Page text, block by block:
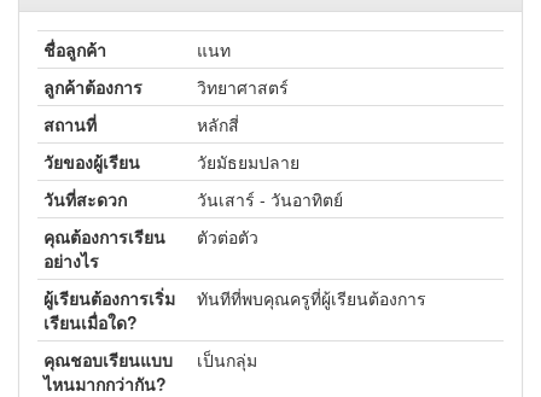
ชื่อลูกค้า
แนท
ลูกค้าต้องการ
วิทยาศาสตร์
สถานที่
หลักสี่
วัยของผู้เรียน
วัยมัธยมปลาย
วันที่สะดวก
วันเสาร์ - วันอาทิตย์
คุณต้องการเรียน
อย่างไร
ตัวต่อตัว
ผู้เรียนต้องการเริ่ม
เรียนเมื่อใด?
ทันทีที่พบคุณครูที่ผู้เรียนต้องการ
คุณชอบเรียนแบบ
ไหนมากกว่ากัน?
เป็นกลุ่ม